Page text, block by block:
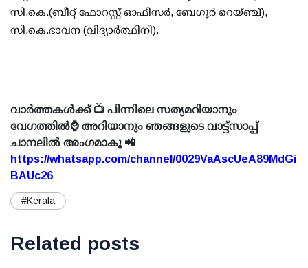
സി.കെ.(ബീറ്റ് ഫോറസ്റ്റ് ഓഫീസര്‍, ബേഗൂര്‍ റെയ്ഞ്ച്),
സി.കെ.ഭാവന (വിദ്യാര്‍ത്ഥിനി).
വാർത്തകൾക്ക് 📺 പിന്നിലെ സത്യമറിയാനും
വേഗത്തിൽ⌚ അറിയാനും ഞങ്ങളുടെ വാട്ട്സാപ്പ്
ചാനലിൽ അംഗമാകൂ 📲
https://whatsapp.com/channel/0029VaAscUeA89MdGi
BAUc26
#Kerala
Related posts